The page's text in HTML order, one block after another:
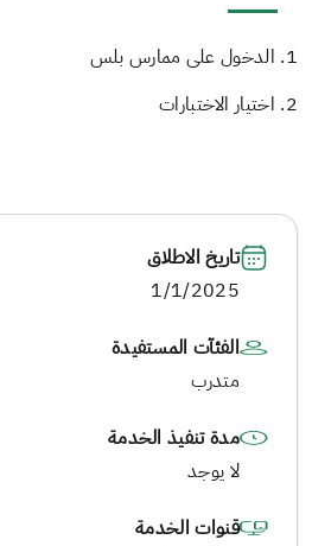
1. الدخول على ممارس بلس
2. اختيار الاختبارات
تاريخ الاطلاق
1/1/2025
الفئآت المستفيدة
متدرب
مدة تنفيذ الخدمة
لا يوجد
قنوات الخدمة